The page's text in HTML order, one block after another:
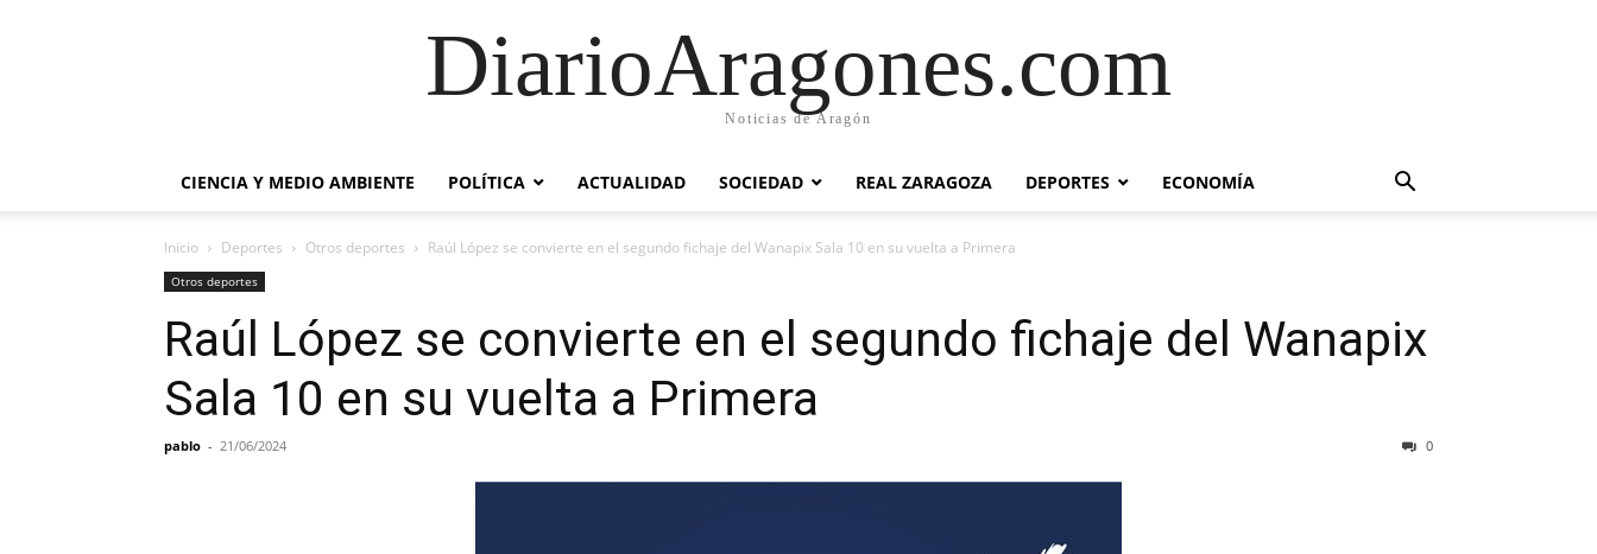
DiarioAragones.com
Noticias de Aragón
CIENCIA Y MEDIO AMBIENTE POLÍTICA ACTUALIDAD SOCIEDAD REAL ZARAGOZA DEPORTES ECONOMÍA
Inicio Deportes Otros deportes Raúl López se convierte en el segundo fichaje del Wanapix Sala 10 en su vuelta a Primera
Otros deportes
Raúl López se convierte en el segundo fichaje del Wanapix
Sala 10 en su vuelta a Primera
pablo - 21/06/2024 0